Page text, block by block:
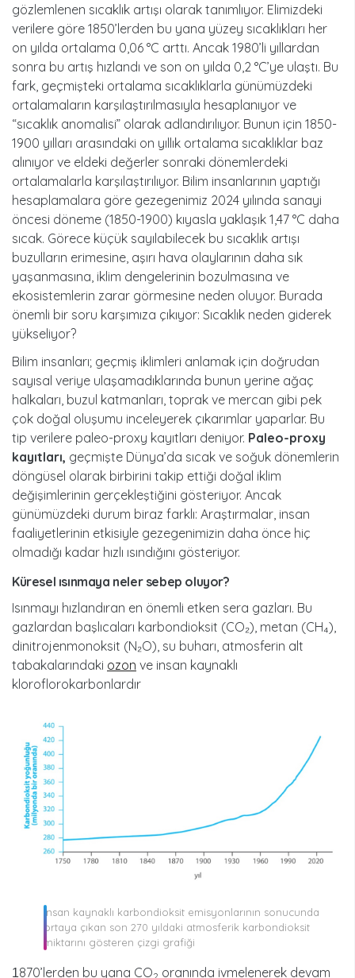
gözlemlenen sıcaklık artışı olarak tanımlıyor. Elimizdeki
verilere göre 1850’lerden bu yana yüzey sıcaklıkları her
on yılda ortalama 0,06 °C arttı. Ancak 1980’li yıllardan
sonra bu artış hızlandı ve son on yılda 0,2 °C’ye ulaştı. Bu
fark, geçmişteki ortalama sıcaklıklarla günümüzdeki
ortalamaların karşılaştırılmasıyla hesaplanıyor ve
“sıcaklık anomalisi” olarak adlandırılıyor. Bunun için 1850-
1900 yılları arasındaki on yıllık ortalama sıcaklıklar baz
alınıyor ve eldeki değerler sonraki dönemlerdeki
ortalamalarla karşılaştırılıyor. Bilim insanlarının yaptığı
hesaplamalara göre gezegenimiz 2024 yılında sanayi
öncesi döneme (1850-1900) kıyasla yaklaşık 1,47 °C daha
sıcak. Görece küçük sayılabilecek bu sıcaklık artışı
buzulların erimesine, aşırı hava olaylarının daha sık
yaşanmasına, iklim dengelerinin bozulmasına ve
ekosistemlerin zarar görmesine neden oluyor. Burada
önemli bir soru karşımıza çıkıyor: Sıcaklık neden giderek
yükseliyor?
Bilim insanları; geçmiş iklimleri anlamak için doğrudan
sayısal veriye ulaşamadıklarında bunun yerine ağaç
halkaları, buzul katmanları, toprak ve mercan gibi pek
çok doğal oluşumu inceleyerek çıkarımlar yaparlar. Bu
tip verilere paleo-proxy kayıtları deniyor. Paleo-proxy
kayıtları, geçmişte Dünya’da sıcak ve soğuk dönemlerin
döngüsel olarak birbirini takip ettiği doğal iklim
değişimlerinin gerçekleştiğini gösteriyor. Ancak
günümüzdeki durum biraz farklı: Araştırmalar, insan
faaliyetlerinin etkisiyle gezegenimizin daha önce hiç
olmadığı kadar hızlı ısındığını gösteriyor.
küresel isınmaya neler sebep oluyor?
Isınmayı hızlandıran en önemli etken sera gazları. Bu
gazlardan başlıcaları karbondioksit (CO₂), metan (CH₄),
dinitrojenmonoksit (N₂O), su buharı, atmosferin alt
tabakalarındaki ozon ve insan kaynaklı
kloroflorokarbonlardır
İnsan kaynaklı karbondioksit emisyonlarının sonucunda
ortaya çıkan son 270 yıldaki atmosferik karbondioksit
miktarını gösteren çizgi grafiği
1870’lerden bu yana CO oranında ivmelenerek devam